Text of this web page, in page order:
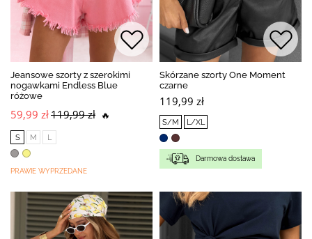
Jeansowe szorty z szerokimi
nogawkami Endless Blue
różowe
59,99 zł119,99 zł 🔥
S M L
PRAWIE WYPRZEDANE
Skórzane szorty One Moment
czarne
119,99 zł
S/M L/XL
Darmowa dostawa